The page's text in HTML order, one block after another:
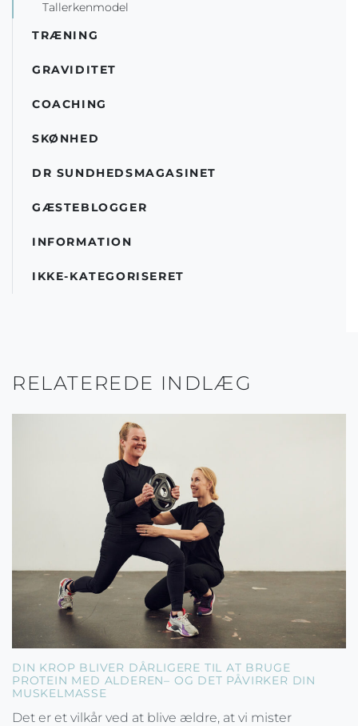
Tallerkenmodel
TRÆNING
GRAVIDITET
COACHING
SKØNHED
DR SUNDHEDSMAGASINET
GÆSTEBLOGGER
INFORMATION
IKKE-KATEGORISERET
RELATEREDE INDLÆG
DIN KROP BLIVER DÅRLIGERE TIL AT BRUGE
PROTEIN MED ALDEREN– OG DET PÅVIRKER DIN
MUSKELMASSE
Det er et vilkår ved at blive ældre, at vi mister